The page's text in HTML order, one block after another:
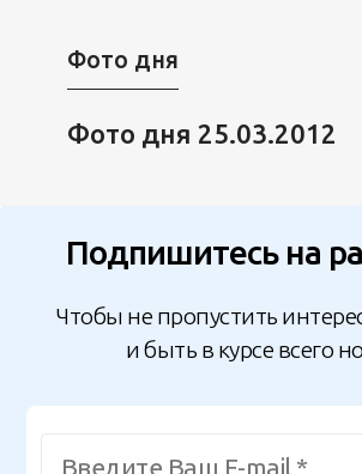
Фото дня
Фото дня 25.03.2012
Подпишитесь на
Чтобы не пропустить
и быть в курсе всего